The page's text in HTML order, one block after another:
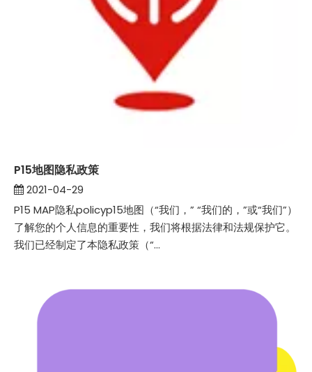
P15地图隐私政策
2021-04-29
P15 MAP隐私policyp15地图（“我们，” “我们的，”或“我们”）
了解您的个人信息的重要性，我们将根据法律和法规保护它。
我们已经制定了本隐私政策（“...